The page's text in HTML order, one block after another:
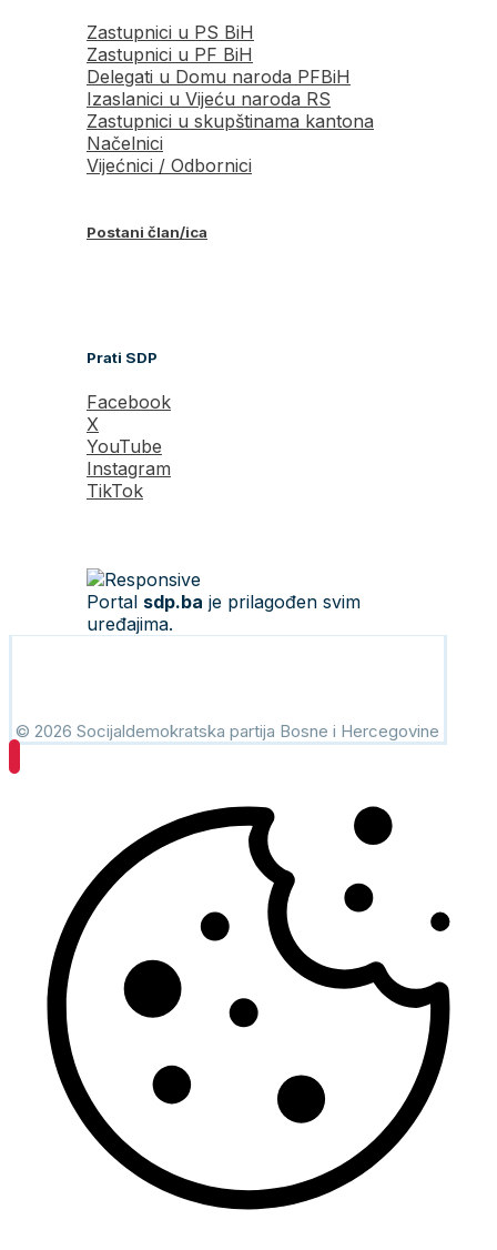
Zastupnici u PS BiH
Zastupnici u PF BiH
Delegati u Domu naroda PFBiH
Izaslanici u Vijeću naroda RS
Zastupnici u skupštinama kantona
Načelnici
Vijećnici / Odbornici
Postani član/ica
Prati SDP
Facebook
X
YouTube
Instagram
TikTok
Portal sdp.ba je prilagođen svim
uređajima.
© 2026 Socijaldemokratska partija Bosne i Hercegovine